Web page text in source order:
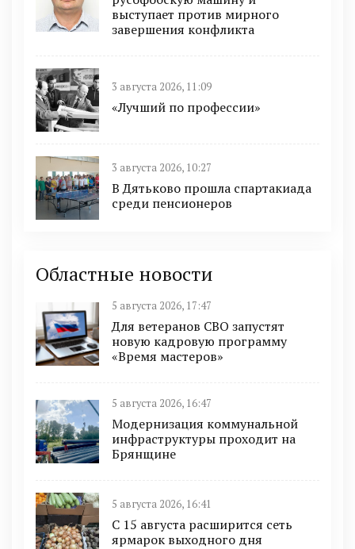
выступает против мирного
завершения конфликта
3 августа 2026, 11:09
«Лучший по профессии»
3 августа 2026, 10:27
В Дятьково прошла спартакиада
среди пенсионеров
Областные новости
5 августа 2026, 17:47
Для ветеранов СВО запустят
новую кадровую программу
«Время мастеров»
5 августа 2026, 16:47
Модернизация коммунальной
инфраструктуры проходит на
Брянщине
5 августа 2026, 16:41
С 15 августа расширится сеть
ярмарок выходного дня